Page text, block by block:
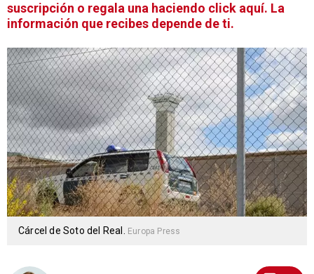
suscripción o regala una haciendo click aquí. La
información que recibes depende de ti.
Cárcel de Soto del Real. Europa Press